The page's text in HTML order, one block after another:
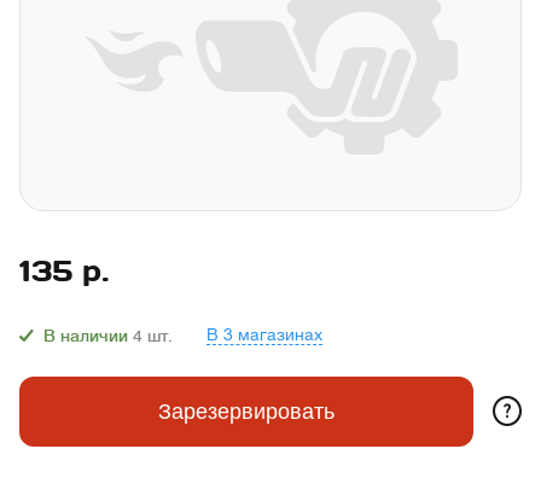
135 р.
В наличии 4 шт. В 3 магазинах
Зарезервировать ?